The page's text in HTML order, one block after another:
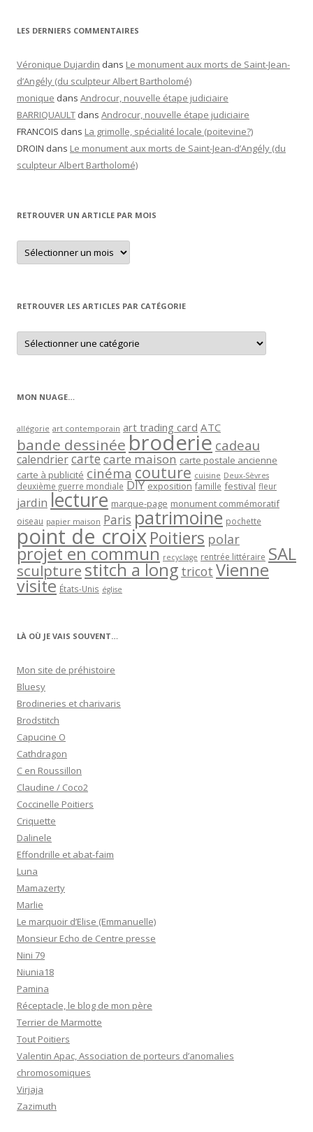
LES DERNIERS COMMENTAIRES
Véronique Dujardin dans Le monument aux morts de Saint-Jean-
d’Angély (du sculpteur Albert Bartholomé)
monique dans Androcur, nouvelle étape judiciaire
BARRIQUAULT dans Androcur, nouvelle étape judiciaire
FRANCOIS dans La grimolle, spécialité locale (poitevine?)
DROIN dans Le monument aux morts de Saint-Jean-d’Angély (du
sculpteur Albert Bartholomé)
RETROUVER UN ARTICLE PAR MOIS
Retrouver
un
article
RETROUVER LES ARTICLES PAR CATÉGORIE
Retrouver
les
articles
MON NUAGE…
allégorie art contemporain art trading card ATC
bande dessinée broderie cadeau
calendriercartecarte maison carte postale ancienne
carte à publicité cinéma couture cuisine Deux-Sèvres
deuxième guerre mondiale DIY exposition famille festival fleur
jardin lecture marque-page monument commémoratif
oiseau papier maison Paris patrimoine pochette
point de croixPoitiers polar
projet en commun recyclage rentrée littéraire SAL
sculpturestitch a long tricot Vienne
visite États-Unis église
LÀ OÙ JE VAIS SOUVENT…
Mon site de préhistoire
Bluesy
Brodineries et charivaris
Brodstitch
Capucine O
Cathdragon
C en Roussillon
Claudine / Coco2
Coccinelle Poitiers
Criquette
Dalinele
Effondrille et abat-faim
Luna
Mamazerty
Marlie
Le marquoir d’Elise (Emmanuelle)
Monsieur Echo de Centre presse
Nini 79
Niunia18
Pamina
Réceptacle, le blog de mon père
Terrier de Marmotte
Tout Poitiers
Valentin Apac, Association de porteurs d’anomalies
chromosomiques
Virjaja
Zazimuth